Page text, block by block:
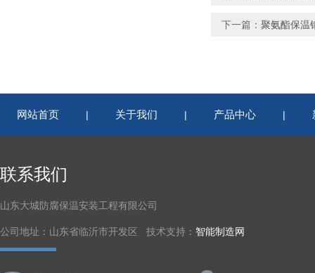
下一篇： 聚氨酯保温
网站首页 | 关于我们 | 产品中心 |
联系我们
山东大城防腐保温安装工程有限公司
公司地址：山东省临沂市开发区 技术支持： 智能制造网